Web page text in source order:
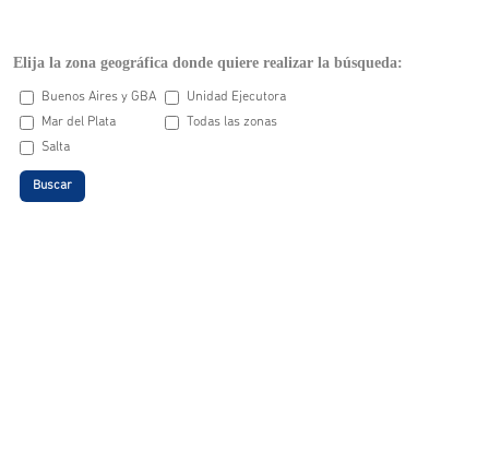
Elija la zona geográfica donde quiere realizar la búsqueda:
Buenos Aires y GBA
Mar del Plata
Salta
Unidad Ejecutora
Todas las zonas
Buscar